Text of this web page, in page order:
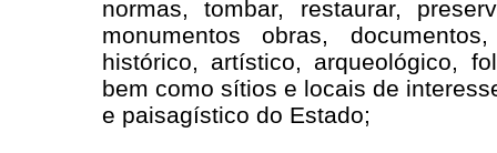
normas, tombar, restaurar,
monumentos obras,
histórico, artístico, arqueológico,
bem como sítios e locais de
e paisagístico do Estado;